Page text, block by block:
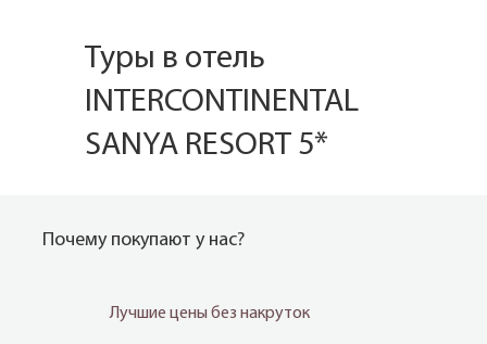
Туры в отель
INTERCONTINENTAL
SANYA RESORT 5*
Почему покупают у нас?
Лучшие цены без накруток